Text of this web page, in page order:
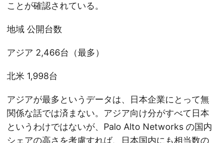
ことが確認されている。
地域 公開台数
アジア 2,466台（最多）
北米 1,998台
アジアが最多というデータは、日本企業にとって無
関係な話では済まない。アジア向け分がすべて日本
というわけではないが、Palo Alto Networks の国内
シェアの高さを考慮すれば、日本国内にも相当数の